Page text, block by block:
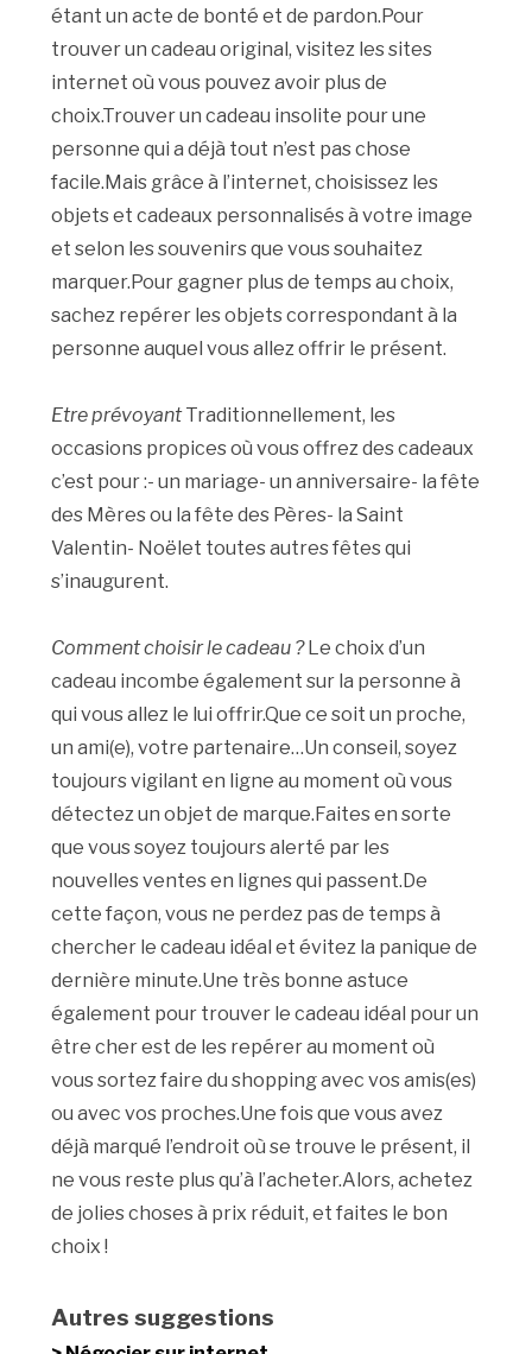
étant un acte de bonté et de pardon.Pour
trouver un cadeau original, visitez les sites
internet où vous pouvez avoir plus de
choix.Trouver un cadeau insolite pour une
personne qui a déjà tout n’est pas chose
facile.Mais grâce à l’internet, choisissez les
objets et cadeaux personnalisés à votre image
et selon les souvenirs que vous souhaitez
marquer.Pour gagner plus de temps au choix,
sachez repérer les objets correspondant à la
personne auquel vous allez offrir le présent.
Etre prévoyantTraditionnellement, les
occasions propices où vous offrez des cadeaux
c’est pour :- un mariage- un anniversaire- la fête
des Mères ou la fête des Pères- la Saint
Valentin- Noëlet toutes autres fêtes qui
s’inaugurent.
Comment choisir le cadeau ?Le choix d’un
cadeau incombe également sur la personne à
qui vous allez le lui offrir.Que ce soit un proche,
un ami(e), votre partenaire…Un conseil, soyez
toujours vigilant en ligne au moment où vous
détectez un objet de marque.Faites en sorte
que vous soyez toujours alerté par les
nouvelles ventes en lignes qui passent.De
cette façon, vous ne perdez pas de temps à
chercher le cadeau idéal et évitez la panique de
dernière minute.Une très bonne astuce
également pour trouver le cadeau idéal pour un
être cher est de les repérer au moment où
vous sortez faire du shopping avec vos amis(es)
ou avec vos proches.Une fois que vous avez
déjà marqué l’endroit où se trouve le présent, il
ne vous reste plus qu’à l’acheter.Alors, achetez
de jolies choses à prix réduit, et faites le bon
choix !
Autres suggestions